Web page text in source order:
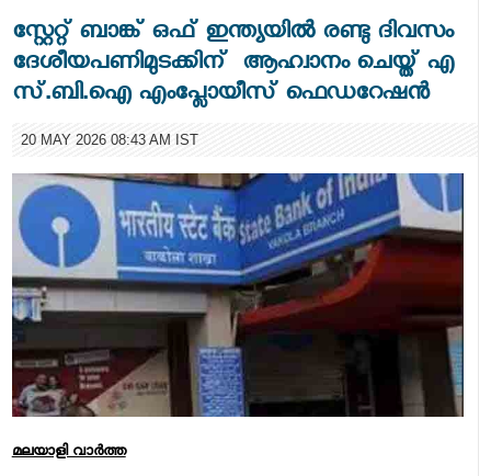
സ്റ്റേ​റ്റ് ​ബാ​ങ്ക് ​ഒ​ഫ് ​ഇ​ന്ത്യ​യി​ൽ​ രണ്ടു ദിവസം
ദേശീയപണിമുടക്കി​ന് ​ ​ആ​ഹ്വാ​നം​ ​ചെ​യ്ത് എ​
സ്.​ബി.​ഐ​ ​എം​പ്ലോ​യീ​സ് ​ഫെ​ഡ​റേ​ഷ​ൻ​
20 MAY 2026 08:43 AM IST
മലയാളി വാര്‍ത്ത